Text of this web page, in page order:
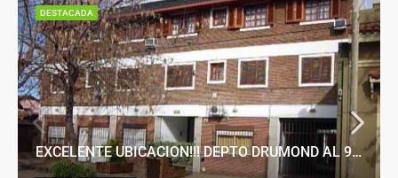
EXCELENTE UBICACION!!! DEPTO DRUMOND AL 900
DESTACADA